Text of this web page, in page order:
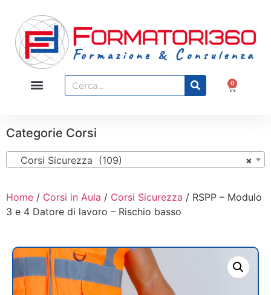
0
Categorie Corsi
×
Corsi Sicurezza (109)
Home / Corsi in Aula / Corsi Sicurezza / RSPP – Modulo
3 e 4 Datore di lavoro – Rischio basso